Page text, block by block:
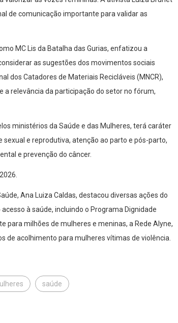
de comunicação importante para validar as
MC Lis da Batalha das Gurias, enfatizou a
as sugestões dos movimentos sociais
dos Catadores de Materiais Recicláveis (MNCR),
a relevância da participação do setor no fórum,
ministérios da Saúde e das Mulheres, terá caráter
e reprodutiva, atenção ao parto e pós-parto,
e prevenção do câncer.
Ana Luiza Caldas, destacou diversas ações do
à saúde, incluindo o Programa Dignidade
para milhões de mulheres e meninas, a Rede Alyne,
de acolhimento para mulheres vítimas de violência.
saúde